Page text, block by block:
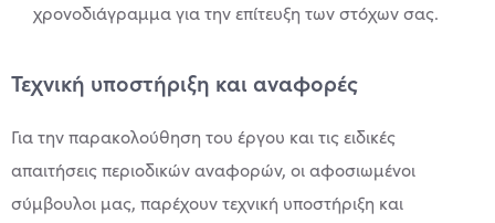
χρονοδιάγραμμα για την επίτευξη των στόχων σας.
Τεχνική υποστήριξη και αναφορές
Για την παρακολούθηση του έργου και τις ειδικές
απαιτήσεις περιοδικών αναφορών, οι αφοσιωμένοι
σύμβουλοι μας, παρέχουν τεχνική υποστήριξη και